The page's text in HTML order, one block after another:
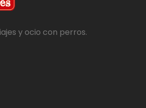
y ocio con perros.